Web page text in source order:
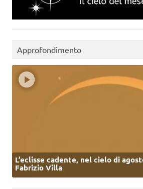
Approfondimento
L’eclisse cadente, nel cielo di
Fabrizio Villa